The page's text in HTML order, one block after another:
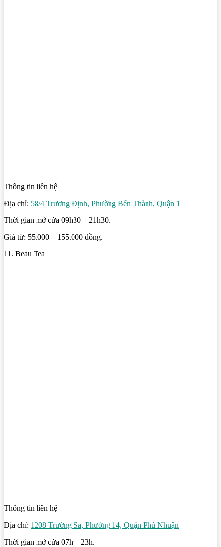
Thông tin liên hệ
Địa chỉ: 58/4 Trương Định, Phường Bến Thành, Quận 1
Thời gian mở cửa 09h30 – 21h30.
Giá từ: 55.000 – 155.000 đồng.
11. Beau Tea
Thông tin liên hệ
Địa chỉ: 1208 Trường Sa, Phường 14, Quận Phú Nhuận
Thời gian mở cửa 07h – 23h.